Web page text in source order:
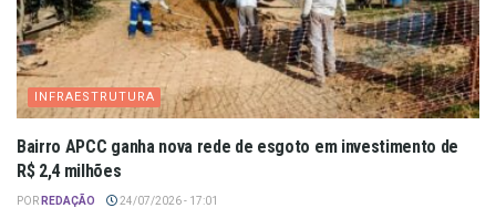
INFRAESTRUTURA
Bairro APCC ganha nova rede de esgoto em investimento de
R$ 2,4 milhões
POR REDAÇÃO 24/07/2026 - 17:01